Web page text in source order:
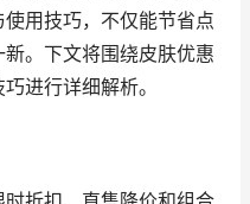
用技巧，不仅能节省点
。下文将围绕皮肤优惠
进行详细解析。